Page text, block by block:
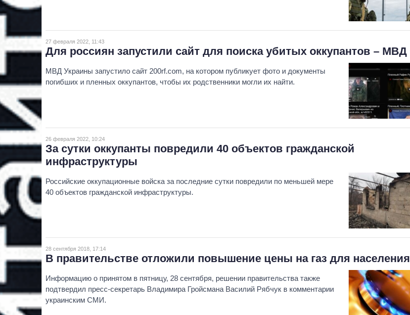
27 февраля 2022, 11:43
Для россиян запустили сайт для поиска убитых оккупантов – МВД
МВД Украины запустило сайт 200rf.com, на котором публикует фото и документы
погибших и пленных оккупантов, чтобы их родственники могли их найти.
26 февраля 2022, 10:24
За сутки оккупанты повредили 40 объектов гражданской
инфраструктуры
Российские оккупационные войска за последние сутки повредили по меньшей мере
40 объектов гражданской инфраструктуры.
28 сентября 2018, 17:14
В правительстве отложили повышение цены на газ для населения
Информацию о принятом в пятницу, 28 сентября, решении правительства также
подтвердил пресс-секретарь Владимира Гройсмана Василий Рябчук в комментарии
украинским СМИ.